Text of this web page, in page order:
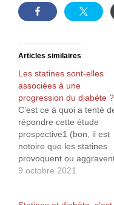
Articles similaires
Les statines sont-elles
associées à une
progression du diabète ?
C’est ce à quoi a tenté
répondre cette étude
prospective1 (bon, il est
notoire que les statines
provoquent ou
le diabète, mais on ne va
9 octobre 2021